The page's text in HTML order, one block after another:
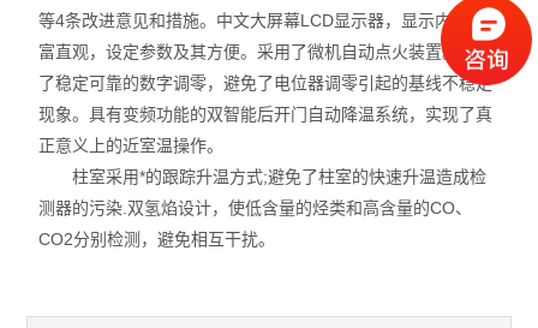
色谱配套设备
实验室设备
离子色谱仪
等4条改进意见和措施。中文大屏幕LCD显示器，显示内容丰
富直观，设定参数及其方便。采用了微机自动点火装置。采用
了稳定可靠的数字调零，避免了电位器调零引起的基线不稳定
现象。具有变频功能的双智能后开门自动降温系统，实现了真
正意义上的近室温操作。
柱室采用*的跟踪升温方式;避免了柱室的快速升温造成检
测器的污染.双氢焰设计，使低含量的烃类和高含量的CO、
CO2分别检测，避免相互干扰。